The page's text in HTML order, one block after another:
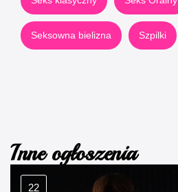
Seksowna bielizna Szpilki
Inne ogłoszenia
22